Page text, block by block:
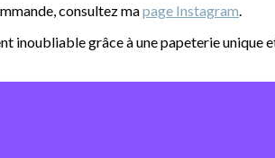
consultez mapage Instagram
inoubliable grâce à une papeterie